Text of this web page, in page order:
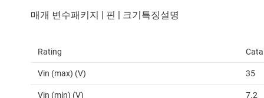
Rating
Vin (max) (V) 35
Vin (min) (V) 7.2